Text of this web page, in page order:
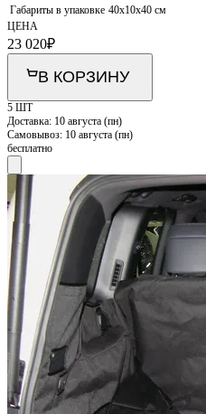
Габариты в упаковке 40х10х40 см
ЦЕНА
23 020₽
В КОРЗИНУ
5 ШТ
Доставка: 10 августа (пн)
Самовывоз: 10 августа (пн)
бесплатно